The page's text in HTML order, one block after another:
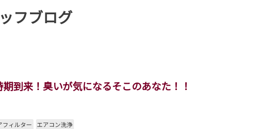
フブログ
到来！臭いが気になるそこのあなた！！
フィルター エアコン洗浄